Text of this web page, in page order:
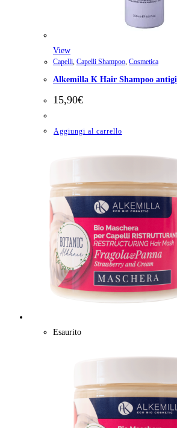
View
Capelli Capelli Shampoo Cosmetica
Alkemilla K Hair Shampoo
15,90€
Aggiungi al carrello
Esaurito